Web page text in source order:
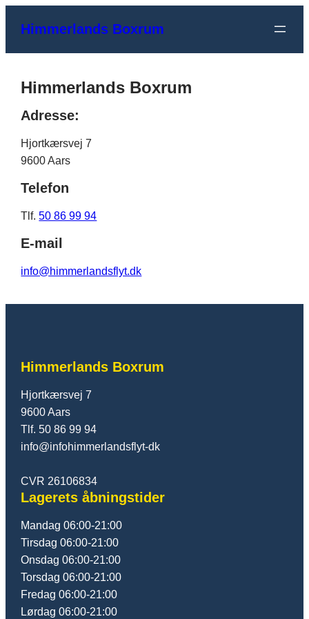
Himmerlands Boxrum
Himmerlands Boxrum
Adresse:
Hjortkærsvej 7
9600 Aars
Telefon
Tlf.50 86 99 94
E-mail
info@himmerlandsflyt.dk
Himmerlands Boxrum
Hjortkærsvej 7
9600 Aars
Tlf. 50 86 99 94
info@infohimmerlandsflyt-dk
CVR 26106834
Lagerets åbningstider
Mandag 06:00-21:00
Tirsdag 06:00-21:00
Onsdag 06:00-21:00
Torsdag 06:00-21:00
Fredag 06:00-21:00
Lørdag 06:00-21:00